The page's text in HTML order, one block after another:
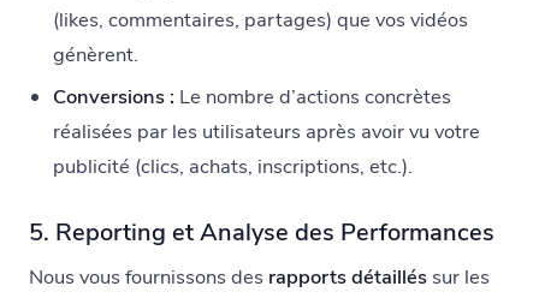
(likes, commentaires, partages) que vos vidéos
génèrent.
Conversions : Le nombre d’actions concrètes
réalisées par les utilisateurs après avoir vu votre
publicité (clics, achats, inscriptions, etc.).
5. Reporting et Analyse des Performances
Nous vous fournissons des rapports détaillés sur les